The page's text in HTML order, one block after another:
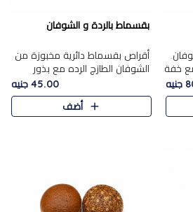
خفة
بقسماط بالردة و الشوفان
أقراص بقسماط دائرية مخبوزة من
الشوفان الطازج الرده مع بذور
مختارة. قرمشة الحبوب والبذور،
بداية صحية لكل صباح.
45.00 جنيه
أضف